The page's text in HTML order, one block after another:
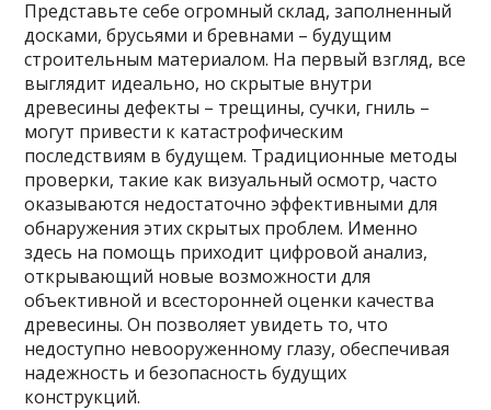
Представьте себе огромный склад, заполненный
досками, брусьями и бревнами – будущим
строительным материалом. На первый взгляд, все
выглядит идеально, но скрытые внутри
древесины дефекты – трещины, сучки, гниль –
могут привести к катастрофическим
последствиям в будущем. Традиционные методы
проверки, такие как визуальный осмотр, часто
оказываются недостаточно эффективными для
обнаружения этих скрытых проблем. Именно
здесь на помощь приходит цифровой анализ,
открывающий новые возможности для
объективной и всесторонней оценки качества
древесины. Он позволяет увидеть то, что
недоступно невооруженному глазу, обеспечивая
надежность и безопасность будущих
конструкций.